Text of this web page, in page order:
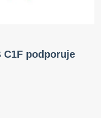
C1F podporuje